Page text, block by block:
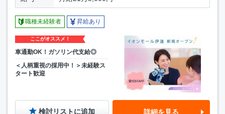
職種未経験者 昇給あり
ここがオススメ！
車通勤OK！ガソリン代支給◎
＜人柄重視の採用中！＞未経験ス
タート歓迎
検討リストに追加 詳細を見る